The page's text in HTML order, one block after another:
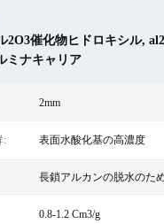
2O3催化物ヒドロキシル,
ミナキャリア
2mm
: 表面水酸化基の高濃度
長鎖アルカンの脱水のた
0.8-1.2 Cm3/g